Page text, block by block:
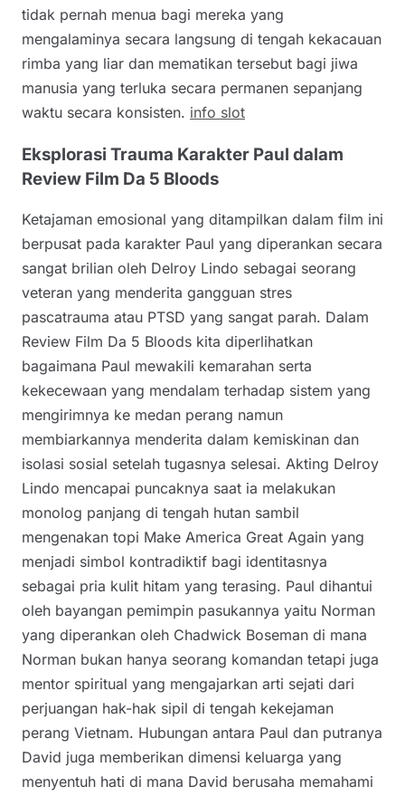
tidak pernah menua bagi mereka yang
mengalaminya secara langsung di tengah kekacauan
rimba yang liar dan mematikan tersebut bagi jiwa
manusia yang terluka secara permanen sepanjang
waktu secara konsisten. info slot
Eksplorasi Trauma Karakter Paul dalam
Review Film Da 5 Bloods
Ketajaman emosional yang ditampilkan dalam film ini
berpusat pada karakter Paul yang diperankan secara
sangat brilian oleh Delroy Lindo sebagai seorang
veteran yang menderita gangguan stres
pascatrauma atau PTSD yang sangat parah. Dalam
Review Film Da 5 Bloods kita diperlihatkan
bagaimana Paul mewakili kemarahan serta
kekecewaan yang mendalam terhadap sistem yang
mengirimnya ke medan perang namun
membiarkannya menderita dalam kemiskinan dan
isolasi sosial setelah tugasnya selesai. Akting Delroy
Lindo mencapai puncaknya saat ia melakukan
monolog panjang di tengah hutan sambil
mengenakan topi Make America Great Again yang
menjadi simbol kontradiktif bagi identitasnya
sebagai pria kulit hitam yang terasing. Paul dihantui
oleh bayangan pemimpin pasukannya yaitu Norman
yang diperankan oleh Chadwick Boseman di mana
Norman bukan hanya seorang komandan tetapi juga
mentor spiritual yang mengajarkan arti sejati dari
perjuangan hak-hak sipil di tengah kekejaman
perang Vietnam. Hubungan antara Paul dan putranya
David juga memberikan dimensi keluarga yang
menyentuh hati di mana David berusaha memahami